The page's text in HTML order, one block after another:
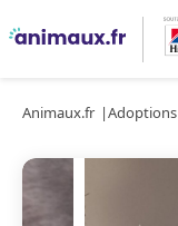
Animaux.fr Adoptions